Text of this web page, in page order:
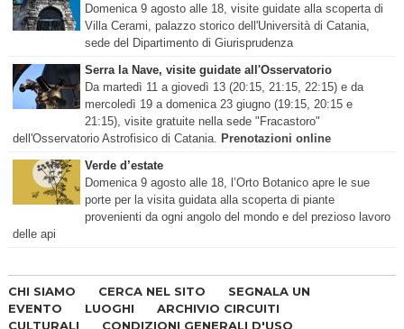
Domenica 9 agosto alle 18, visite guidate alla scoperta di
Villa Cerami, palazzo storico dell'Università di Catania,
sede del Dipartimento di Giurisprudenza
Serra la Nave, visite guidate all'Osservatorio
Da martedì 11 a giovedì 13 (20:15, 21:15, 22:15) e da
mercoledì 19 a domenica 23 giugno (19:15, 20:15 e
21:15), visite gratuite nella sede "Fracastoro"
dell'Osservatorio Astrofisico di Catania. Prenotazioni online
Verde d’estate
Domenica 9 agosto alle 18, l’Orto Botanico apre le sue
porte per la visita guidata alla scoperta di piante
provenienti da ogni angolo del mondo e del prezioso lavoro
delle api
CHI SIAMO CERCA NEL SITO
SEGNALA UN
EVENTO
LUOGHI
ARCHIVIO CIRCUITI
CULTURALI
CONDIZIONI GENERALI D'USO